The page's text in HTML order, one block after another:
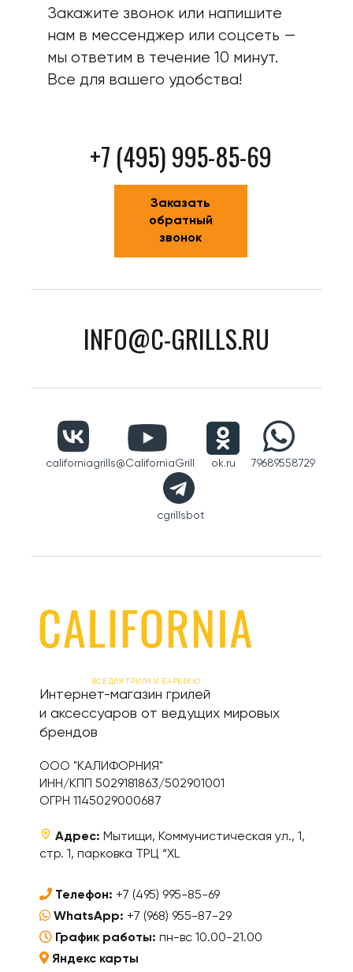
Закажите звонок или напишите
нам в мессенджер или соцсеть —
мы ответим в течение 10 минут.
Все для вашего удобства!
+7 (495) 995-85-69
Заказать
обратный
звонок
INFO@C-GRILLS.RU
californiagrills@CaliforniaGrill ok.ru 79689558729
cgrillsbot
ВСЕ ДЛЯ ГРИЛЯ И БАРБЕКЮ
Интернет-магазин грилей
и аксессуаров от ведущих мировых
брендов
ООО "КАЛИФОРНИЯ"
ИНН/КПП 5029181863/502901001
ОГРН 1145029000687
Адрес: Мытищи, Коммунистическая ул., 1,
стр. 1, парковка ТРЦ “XL
Телефон: +7 (495) 995-85-69
WhatsApp: +7 (968) 955-87-29
График работы: пн-вс 10.00-21.00
Яндекс карты